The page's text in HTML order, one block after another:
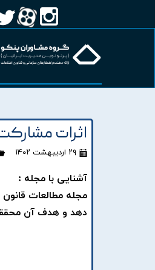
اثرات
۲۹ اردیبهشت ۱۴۰۲
آشنایی با مجله :
مجله مطالعات
دهد و هدف آن